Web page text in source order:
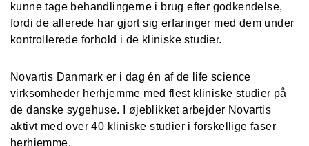
kunne tage behandlingerne i brug efter godkendelse,
fordi de allerede har gjort sig erfaringer med dem under
kontrollerede forhold i de kliniske studier.
Novartis Danmark er i dag én af de life science
virksomheder herhjemme med flest kliniske studier på
de danske sygehuse. I øjeblikket arbejder Novartis
aktivt med over 40 kliniske studier i forskellige faser
herhjemme.